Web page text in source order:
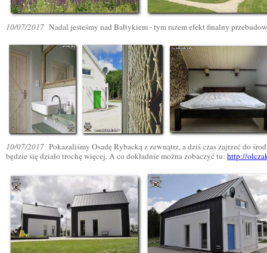
10/07/2017 Nadal jesteśmy nad Bałtykiem - tym razem efekt finalny
10/07/2017 Pokazaliśmy Osadę Rybacką z zewnątrz, a dziś czas zajrzeć do
będzie się działo trochę więcej. A co dokładnie można zobaczyć tu: http://